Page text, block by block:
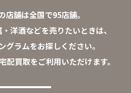
店舗は全国で95店舗。
洋酒などを売りたいときは、
グラムをお探しください。
配買取をご利用いただけます。